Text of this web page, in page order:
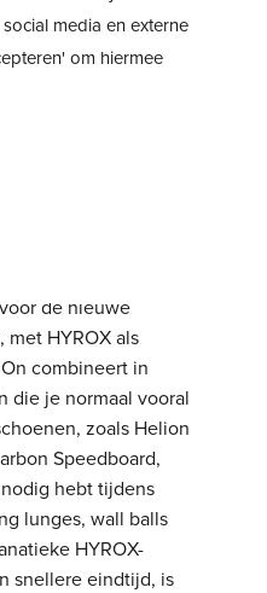
EN
is geen gewone
de nieuwe
HYROX als
combineert in
die je normaal vooral
zoals Helion
Speedboard,
hebt tijdens
lunges, wall balls
HYROX-
snellere eindtijd, is
media en externe
om hiermee